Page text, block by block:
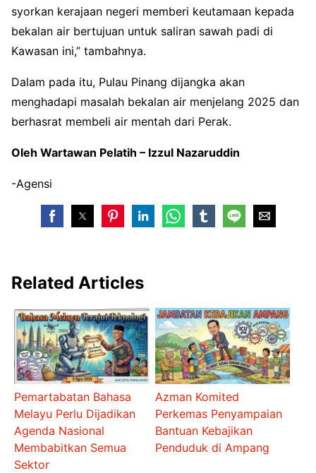
syorkan kerajaan negeri memberi keutamaan kepada
bekalan air bertujuan untuk saliran sawah padi di
Kawasan ini,” tambahnya.
Dalam pada itu, Pulau Pinang dijangka akan
menghadapi masalah bekalan air menjelang 2025 dan
berhasrat membeli air mentah dari Perak.
Oleh Wartawan Pelatih – Izzul Nazaruddin
-Agensi
Related Articles
Pemartabatan Bahasa
Melayu Perlu Dijadikan
Agenda Nasional
Membabitkan Semua
Sektor
Azman Komited
Perkemas Penyampaian
Bantuan Kebajikan
Penduduk di Ampang